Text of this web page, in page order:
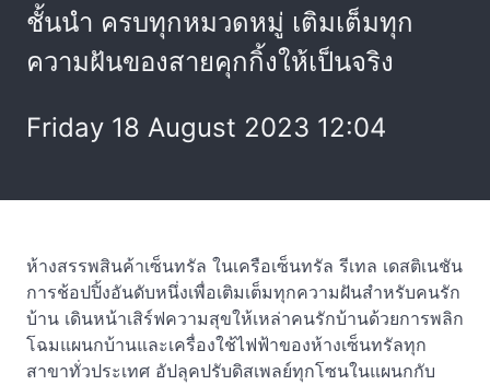
ชั้นนำ ครบทุกหมวดหมู่ เติมเต็มทุก
ความฝันของสายคุกกิ้งให้เป็นจริง
Friday 18 August 2023 12:04
ห้างสรรพสินค้าเซ็นทรัล ในเครือเซ็นทรัล รีเทล เดสติเนชัน
การช้อปปิ้งอันดับหนึ่งเพื่อเติมเต็มทุกความฝันสำหรับคนรัก
บ้าน เดินหน้าเสิร์ฟความสุขให้เหล่าคนรักบ้านด้วยการพลิก
โฉมแผนกบ้านและเครื่องใช้ไฟฟ้าของห้างเซ็นทรัลทุก
สาขาทั่วประเทศ อัปลุคปรับดิสเพลย์ทุกโซนในแผนกกับ